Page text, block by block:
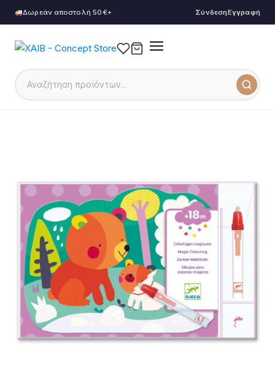
Δωρεάν αποστολή 50€+ ΣύνδεσηΕγγραφή